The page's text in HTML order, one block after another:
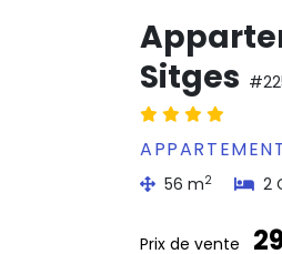
Sitges
56 m2 2
Prix de vente